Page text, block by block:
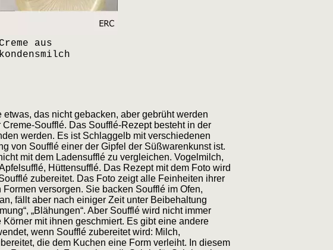
Creme aus
kondensmilch
das nicht gebacken, aber gebrüht werden
Soufflé. Das Soufflé-Rezept besteht in der
werden. Es ist Schlaggelb mit verschiedenen
von Soufflé einer der Gipfel der Süßwarenkunst ist.
mit dem Ladensufflé zu vergleichen. Vogelmilch,
Hüttensufflé. Das Rezept mit dem Foto wird
zubereitet. Das Foto zeigt alle Feinheiten ihrer
versorgen. Sie backen Soufflé im Ofen,
fällt aber nach einiger Zeit unter Beibehaltung
„Blähungen“. Aber Soufflé wird nicht immer
mit ihnen geschmiert. Es gibt eine andere
wenn Soufflé zubereitet wird: Milch,
die dem Kuchen eine Form verleiht. In diesem